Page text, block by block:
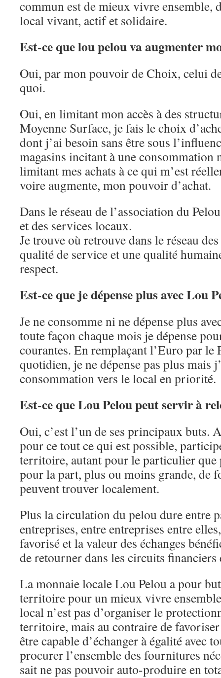
commun est de mieux vivre ensemble,
local vivant, actif et solidaire.
Est-ce que lou pelou va augmenter
Oui, par mon pouvoir de Choix, celui
quoi.
Oui, en limitant mon accès à des
Moyenne Surface, je fais le choix
dont j’ai besoin sans être sous
magasins incitant à une consommation
limitant mes achats à ce qui m’est
voire augmente, mon pouvoir d’achat.
Dans le réseau de l’association du
et des services locaux.
Je trouve où retrouve dans le réseau
qualité de service et une qualité
respect.
Est-ce que je dépense plus avec Lou
Je ne consomme ni ne dépense plus
toute façon chaque mois je dépense
courantes. En remplaçant l’Euro par le
quotidien, je ne dépense pas plus mais
consommation vers le local en priorité.
Est-ce que Lou Pelou peut servir à
Oui, c’est l’un de ses principaux buts.
pour ce tout ce qui est possible,
territoire, autant pour le particulier que
pour la part, plus ou moins grande, de
peuvent trouver localement.
Plus la circulation du pelou dure entre
entreprises, entre entreprises entre
favorisé et la valeur des échanges
de retourner dans les circuits financiers
La monnaie locale Lou Pelou a pour
territoire pour un mieux vivre
local n’est pas d’organiser le
territoire, mais au contraire de
être capable d’échanger à égalité avec
procurer l’ensemble des fournitures
sait ne pas pouvoir auto-produire en